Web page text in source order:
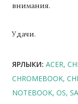
внимания.
Удачи.
ЯРЛЫКИ: ACER
CHROMEBOOK
NOTEBOOK OS